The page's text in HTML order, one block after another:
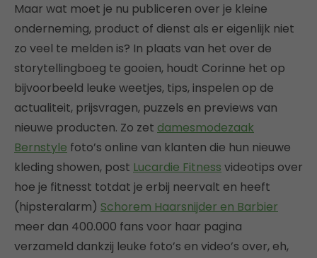
Maar wat moet je nu publiceren over je kleine
onderneming, product of dienst als er eigenlijk niet
zo veel te melden is? In plaats van het over de
storytellingboeg te gooien, houdt Corinne het op
bijvoorbeeld leuke weetjes, tips, inspelen op de
actualiteit, prijsvragen, puzzels en previews van
nieuwe producten. Zo zet damesmodezaak
Bernstyle foto’s online van klanten die hun nieuwe
kleding showen, post Lucardie Fitness videotips over
hoe je fitnesst totdat je erbij neervalt en heeft
(hipsteralarm) Schorem Haarsnijder en Barbier
meer dan 400.000 fans voor haar pagina
verzameld dankzij leuke foto’s en video’s over, eh,